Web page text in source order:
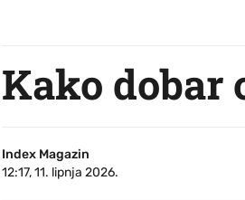
Kako dobar
Index Magazin
12:17, 11. lipnja 2026.